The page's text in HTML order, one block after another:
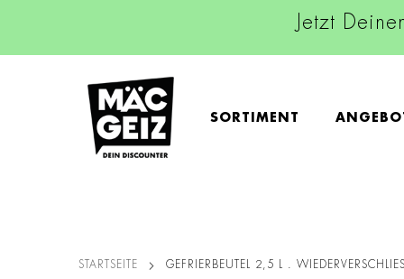
Jetzt
SORTIMENT
STARTSEITE GEFRIERBEUTEL 2,5 L .